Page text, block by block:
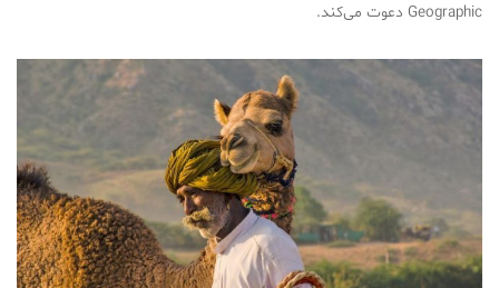
Geographic دعوت می‌کند.